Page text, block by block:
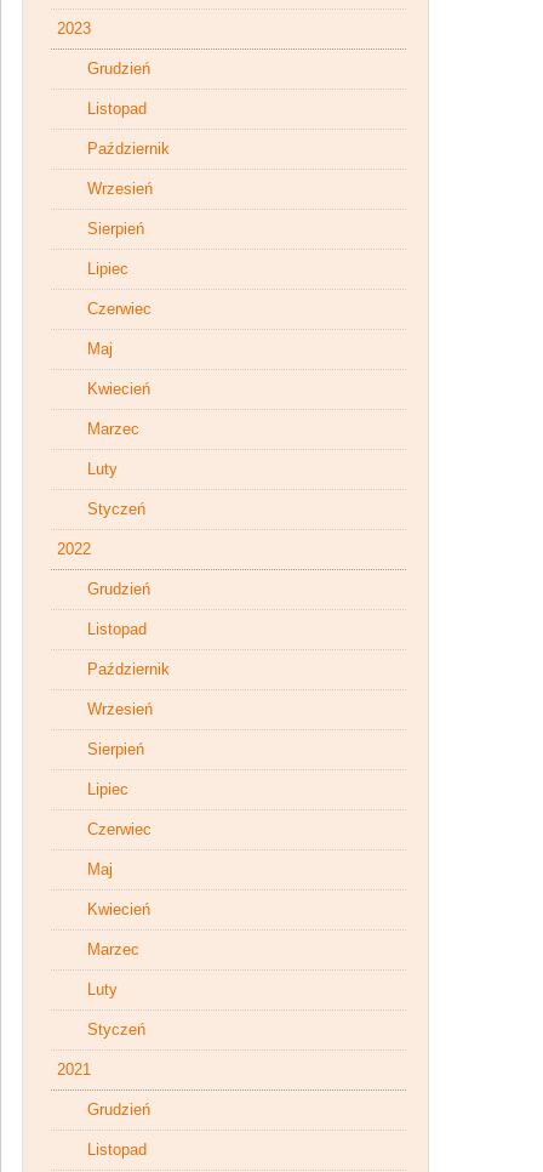
2023
Grudzień
Listopad
Październik
Wrzesień
Sierpień
Lipiec
Czerwiec
Maj
Kwiecień
Marzec
Luty
Styczeń
2022
Grudzień
Listopad
Październik
Wrzesień
Sierpień
Lipiec
Czerwiec
Maj
Kwiecień
Marzec
Luty
Styczeń
2021
Grudzień
Listopad